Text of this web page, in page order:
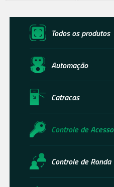
Todos os produtos
Automação
Catracas
Controle de Acesso
Controle de Ronda